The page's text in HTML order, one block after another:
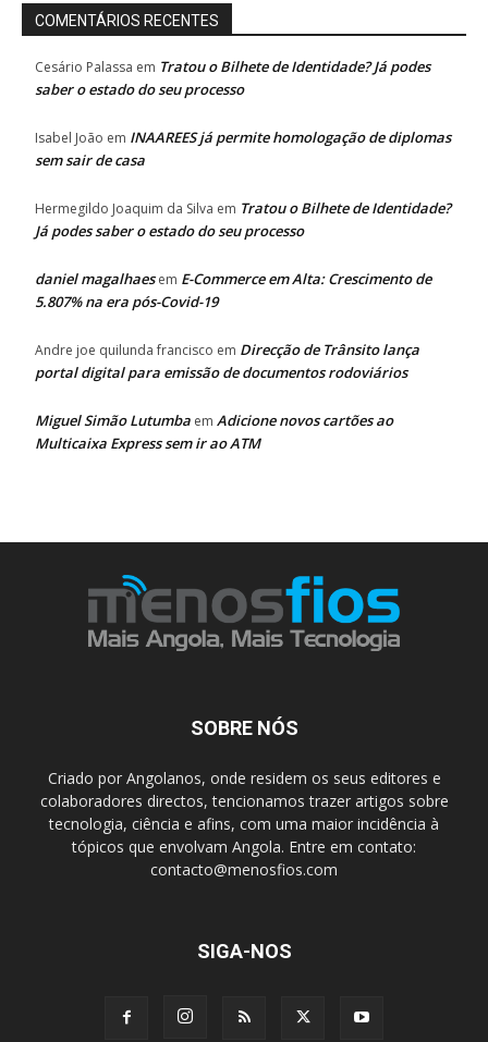
COMENTÁRIOS RECENTES
Cesário Palassa em Tratou o Bilhete de Identidade? Já podes
saber o estado do seu processo
Isabel João em INAAREES já permite homologação de diplomas
sem sair de casa
Hermegildo Joaquim da Silva em Tratou o Bilhete de Identidade?
Já podes saber o estado do seu processo
daniel magalhaesem E-Commerce em Alta: Crescimento de
5.807% na era pós-Covid-19
Andre joe quilunda francisco em Direcção de Trânsito lança
portal digital para emissão de documentos rodoviários
Miguel Simão Lutumba em Adicione novos cartões ao
Multicaixa Express sem ir ao ATM
SOBRE NÓS
Criado por Angolanos, onde residem os seus editores e
colaboradores directos, tencionamos trazer artigos sobre
tecnologia, ciência e afins, com uma maior incidência à
tópicos que envolvam Angola. Entre em contato:
contacto@menosfios.com
SIGA-NOS